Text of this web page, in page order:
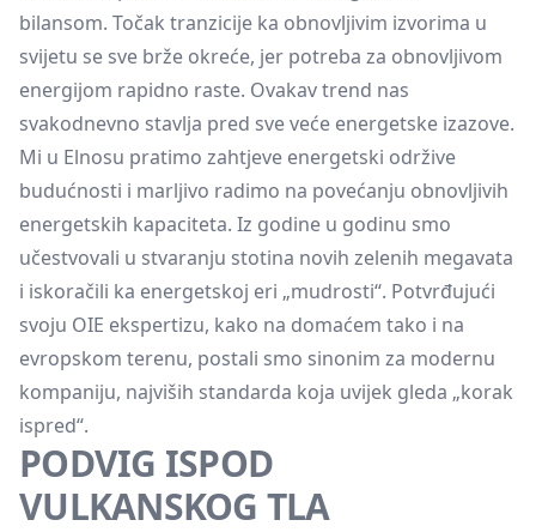
bilansom. Točak tranzicije ka obnovljivim izvorima u
svijetu se sve brže okreće, jer potreba za obnovljivom
energijom rapidno raste. Ovakav trend nas
svakodnevno stavlja pred sve veće energetske izazove.
Mi u Elnosu pratimo zahtjeve energetski održive
budućnosti i marljivo radimo na povećanju obnovljivih
energetskih kapaciteta. Iz godine u godinu smo
učestvovali u stvaranju stotina novih zelenih megavata
i iskoračili ka energetskoj eri „mudrosti“. Potvrđujući
svoju OIE ekspertizu, kako na domaćem tako i na
evropskom terenu, postali smo sinonim za modernu
kompaniju, najviših standarda koja uvijek gleda „korak
ispred“.
PODVIG ISPOD
VULKANSKOG TLA